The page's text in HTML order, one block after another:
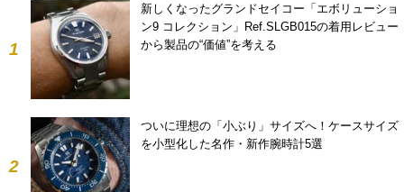
1
新しくなったグランドセイコー「エボリューショ
ン9 コレクション」Ref.SLGB015の着用レビュー
から製品の“価値”を考える
2
ついに理想の「小ぶり」サイズへ！ケースサイズ
を小型化した名作・新作腕時計5選